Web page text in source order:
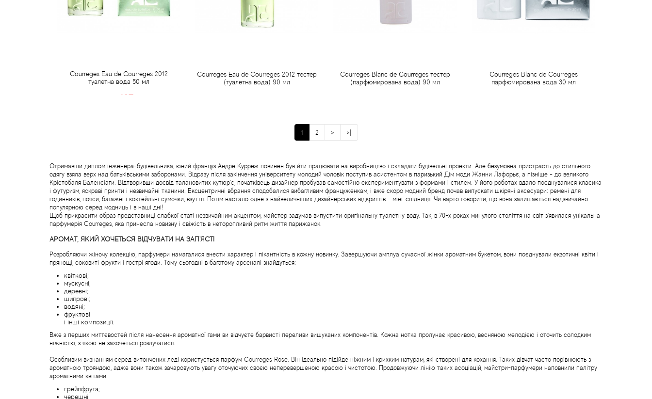
Courreges Eau de Courreges 2012
туалетна вода 50 мл
487 грн
Courreges Eau de Courreges 2012 тестер
(туалетна вода) 90 мл
Courreges Blanc de Courreges тестер
(парфюмирована вода) 90 мл
Courreges Blanc de Courreges
парфюмирована вода 30 мл
1 2 > >|
Отримавши диплом інженера-будівельника, юний француз Андре Курреж повинен був йти працювати на виробництво і складати будівельні проекти. Але безумовна пристрасть до стильного
одягу взяла верх над батьківськими заборонами. Відразу після закінчення університету молодий чоловік поступив асистентом в паризький Дім моди Жанни Лафорьє, а пізніше - до великого
Крістобаля Баленсіаги. Відтворивши досвід талановитих кутюр'є, початківець дизайнер пробував самостійно експериментувати з формами і стилем. У його роботах вдало поєднувалися класика
і футуризм, яскраві принти і незвичайні тканини. Ексцентричні вбрання сподобалися вибагливим француженкам, і вже скоро модний бренд почав випускати шкіряні аксесуари: ремені для
годинників, пояси, багажні і коктейльні сумочки, взуття. Потім настало одне з найвеличніших дизайнерських відкриттів - міні-спідниця. Чи варто говорити, що вона залишається надзвичайно
популярною серед модниць і в наші дні!
Щоб прикрасити образ представниці слабкої статі незвичайним акцентом, майстер задумав випустити оригінальну туалетну воду. Так, в 70-х роках минулого століття на світ з'явилася унікальна
парфумерія Courreges, яка принесла новизну і свіжість в неторопливий ритм життя парижанок.
АРОМАТ, ЯКИЙ ХОЧЕТЬСЯ ВІДЧУВАТИ НА ЗАП'ЯСТІ
Розробляючи жіночу колекцію, парфумери намагалися внести характер і пікантність в кожну новинку. Завершуючи амплуа сучасної жінки ароматним букетом, вони поєднували екзотичні квіти і
прянощі, соковиті фрукти і гострі ягоди. Тому сьогодні в багатому арсеналі знайдуться:
квіткові;
мускусні;
деревні;
шипрові;
водяні;
фруктові
і інші композиції.
Вже з перших миттєвостей після нанесення ароматної гами ви відчуєте барвисті переливи вишуканих компонентів. Кожна нотка пролунає красивою, весняною мелодією і оточить солодким
ніжністю, з якою не захочеться розлучатися.
Особливим визнанням серед витончених леді користується парфум Courreges Rose. Він ідеально підійде ніжним і крихким натурам, які створені для кохання. Таких дівчат часто порівнюють з
ароматною трояндою, адже вони також зачаровують увагу оточуючих своєю неперевершеною красою і чистотою. Продовжуючи лінію таких асоціацій, майстри-парфумери наповнили палітру
ароматними квітами:
грейпфрута;
черешні;